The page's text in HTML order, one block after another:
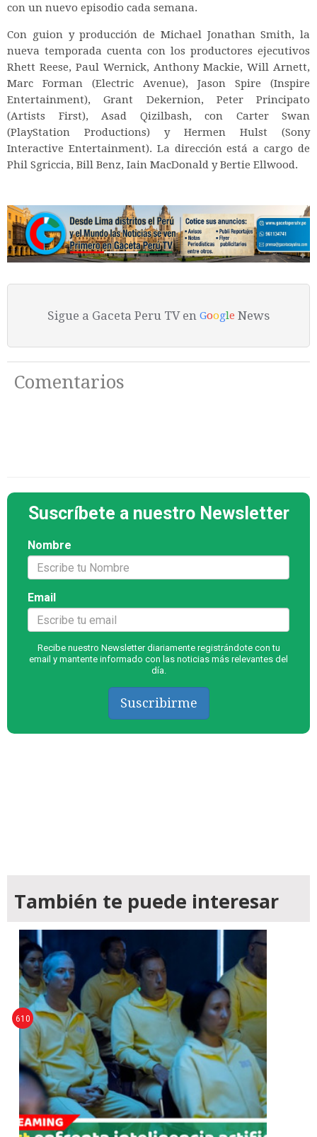
con un nuevo episodio cada semana.
Con guion y producción de Michael Jonathan Smith, la
nueva temporada cuenta con los productores ejecutivos
Rhett Reese, Paul Wernick, Anthony Mackie, Will Arnett,
Marc Forman (Electric Avenue), Jason Spire (Inspire
Entertainment), Grant Dekernion, Peter Principato
(Artists First), Asad Qizilbash, con Carter Swan
(PlayStation Productions) y Hermen Hulst (Sony
Interactive Entertainment). La dirección está a cargo de
Phil Sgriccia, Bill Benz, Iain MacDonald y Bertie Ellwood.
Sigue a Gaceta Peru TV en Google News
Comentarios
Suscríbete a nuestro Newsletter
Nombre
Email
Recibe nuestro Newsletter diariamente registrándote con tu
email y mantente informado con las noticias más relevantes del
día.
Suscribirme
También te puede interesar
610